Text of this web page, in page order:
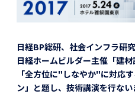
日経BP総研、社会インフラ研
日経ホームビルダー主催「建材
「全方位に"しなやか"に対応
ン」と題し、技術講演を行ない